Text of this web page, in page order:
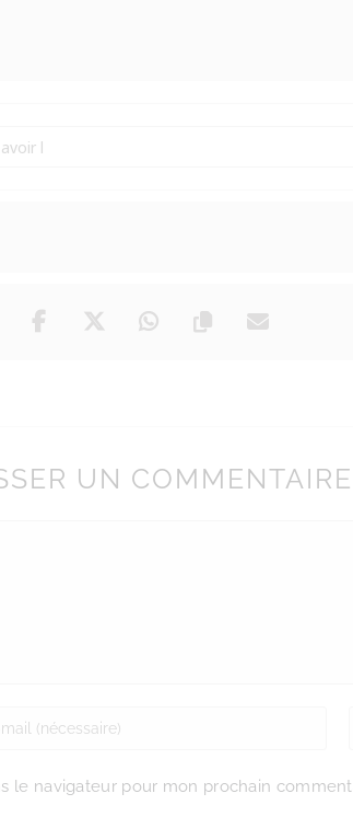
[P2ps9RZl2]
UN COMMENTAIRE
le navigateur pour mon prochain